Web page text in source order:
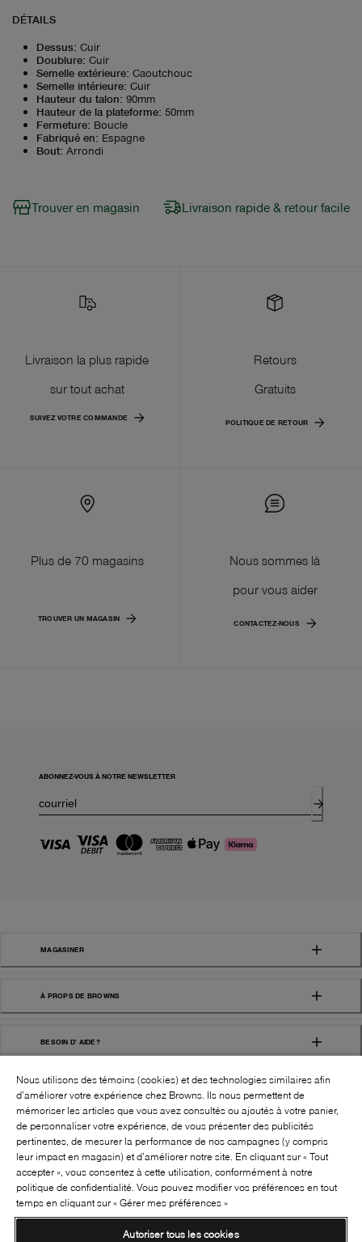
DÉTAILS
Dessus: Cuir
Doublure: Cuir
Semelle extérieure: Caoutchouc
Semelle intérieure: Cuir
Hauteur du talon: 90mm
Hauteur de la plateforme: 50mm
Fermeture: Boucle
Fabriqué en: Espagne
Bout: Arrondi
Trouver en magasin Livraison rapide & retour facile
Livraison la plus rapide
sur tout achat
SUIVEZ VOTRE COMMANDE
Retours
Gratuits
POLITIQUE DE RETOUR
Plus de 70 magasins
TROUVER UN MAGASIN
Nous sommes là
pour vous aider
CONTACTEZ-NOUS
ABONNEZ-VOUS À NOTRE NEWSLETTER
MAGASINER
À PROPS DE BROWNS
BESOIN D' AIDE?
BROWNS SHOES INC. TOUS DROITS
RÉSERVÉS
SUIVEZ-NOUS!:
Nous utilisons des témoins (cookies) et des technologies similaires afin
d’améliorer votre expérience chez Browns. Ils nous permettent de
mémoriser les articles que vous avez consultés ou ajoutés à votre panier,
de personnaliser votre expérience, de vous présenter des publicités
pertinentes, de mesurer la performance de nos campagnes (y compris
leur impact en magasin) et d’améliorer notre site. En cliquant sur « Tout
accepter », vous consentez à cette utilisation, conformément à notre
politique de confidentialité. Vous pouvez modifier vos préférences en tout
temps en cliquant sur « Gérer mes préférences »
Autoriser tous les cookies